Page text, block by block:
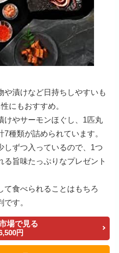
や漬けなど日持ちしやすいも
にもおすすめ。
けやサーモンほぐし、1匹丸
種類が詰められています。
しずつ入っているので、1つ
る旨味たっぷりなプレゼント
て食べられることはもちろ
す。
場で見る
円